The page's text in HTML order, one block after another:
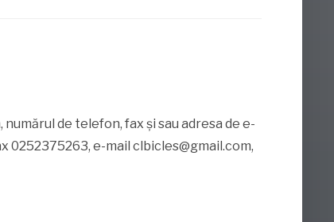
de telefon, fax și sau adresa de e-
0252375263, e-mail clbicles@gmail.com,